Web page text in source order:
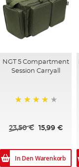
NGT 5 Compartment
Session Carryall
23,50 € 15,99 €
In Den Warenkorb